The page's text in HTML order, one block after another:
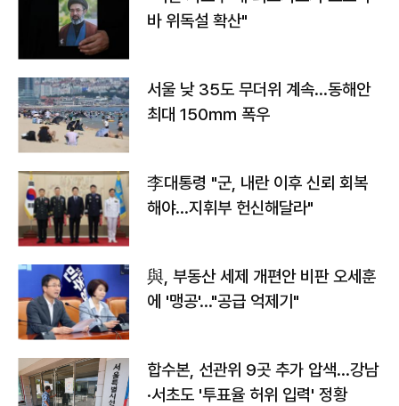
바 위독설 확산"
서울 낮 35도 무더위 계속…동해안
최대 150㎜ 폭우
李대통령 "군, 내란 이후 신뢰 회복
해야…지휘부 헌신해달라"
與, 부동산 세제 개편안 비판 오세훈
에 '맹공'…"공급 억제기"
합수본, 선관위 9곳 추가 압색…강남
·서초도 '투표율 허위 입력' 정황